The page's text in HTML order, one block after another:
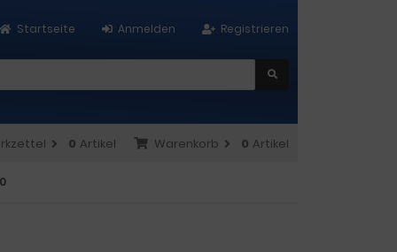
Registrieren
Anmelden
Startseite
Warenkorb 0 Artikel
0 Artikel